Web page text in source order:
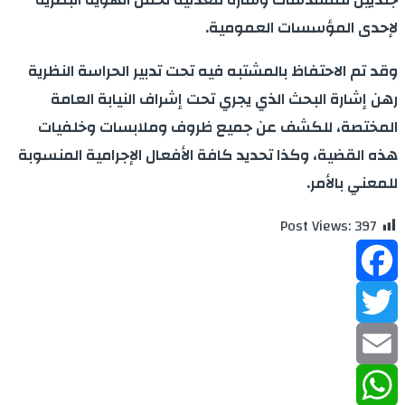
لإحدى المؤسسات العمومية.
وقد تم الاحتفاظ بالمشتبه فيه تحت تدبير الحراسة النظرية
رهن إشارة البحث الذي يجري تحت إشراف النيابة العامة
المختصة، للكشف عن جميع ظروف وملابسات وخلفيات
هذه القضية، وكذا تحديد كافة الأفعال الإجرامية المنسوبة
للمعني بالأمر.
Post Views:397
Facebook
Twitter
Email